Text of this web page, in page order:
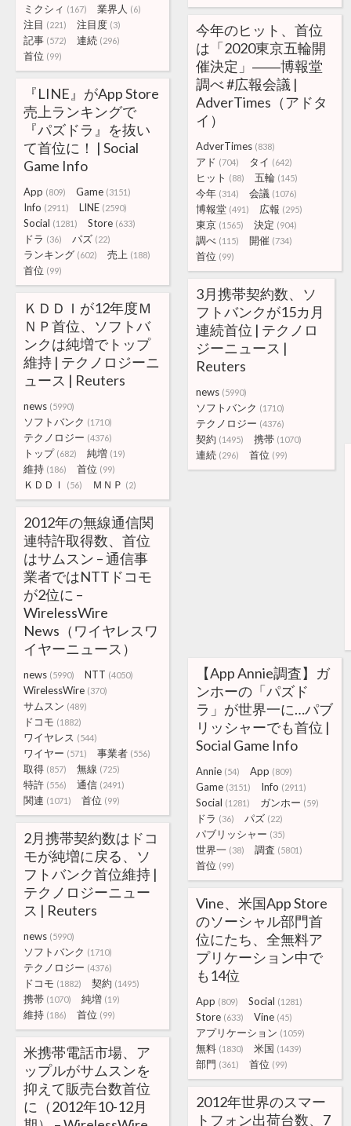
ミクシィ (167) 業界人 (6)
注目 (221) 注目度 (3)
記事 (572) 連続 (296)
首位 (99)
今年のヒット、首位
は「2020東京五輪開
催決定」――博報堂
調べ #広報会議 |
AdverTimes（アドタ
イ）
AdverTimes (838)
アド (704) タイ (642)
ヒット (88) 五輪 (145)
今年 (314) 会議 (1076)
博報堂 (491) 広報 (295)
東京 (1565) 決定 (904)
調べ (115) 開催 (734)
首位 (99)
『LINE』がApp Store
売上ランキングで
『パズドラ』を抜い
て首位に！ | Social
Game Info
App (809) Game (3151)
Info (2911) LINE (2590)
Social (1281) Store (633)
ドラ (36) パズ (22)
ランキング (602) 売上 (188)
首位 (99)
3月携帯契約数、ソ
フトバンクが15カ月
連続首位 | テクノロ
ジーニュース |
Reuters
news (5990)
ソフトバンク (1710)
テクノロジー (4376)
契約 (1495) 携帯 (1070)
連続 (296) 首位 (99)
ＫＤＤＩが12年度Ｍ
ＮＰ首位、ソフトバ
ンクは純増でトップ
維持 | テクノロジーニ
ュース | Reuters
news (5990)
ソフトバンク (1710)
テクノロジー (4376)
トップ (682) 純増 (19)
維持 (186) 首位 (99)
ＫＤＤＩ (56) ＭＮＰ (2)
2012年の無線通信関
連特許取得数、首位
はサムスン – 通信事
業者ではNTTドコモ
が2位に –
WirelessWire
News（ワイヤレスワ
イヤーニュース）
news (5990) NTT (4050)
WirelessWire (370)
サムスン (489)
ドコモ (1882)
ワイヤレス (544)
ワイヤー (571) 事業者 (556)
取得 (857) 無線 (725)
特許 (556) 通信 (2491)
関連 (1071) 首位 (99)
【App Annie調査】ガ
ンホーの「パズド
ラ」が世界一に…パブ
リッシャーでも首位 |
Social Game Info
Annie (54) App (809)
Game (3151) Info (2911)
Social (1281) ガンホー (59)
ドラ (36) パズ (22)
パブリッシャー (35)
世界一 (38) 調査 (5801)
首位 (99)
2月携帯契約数はドコ
モが純増に戻る、ソ
フトバンク首位維持 |
テクノロジーニュー
ス | Reuters
news (5990)
ソフトバンク (1710)
テクノロジー (4376)
ドコモ (1882) 契約 (1495)
携帯 (1070) 純増 (19)
維持 (186) 首位 (99)
Vine、米国App Store
のソーシャル部門首
位にたち、全無料ア
プリケーション中で
も14位
App (809) Social (1281)
Store (633) Vine (45)
アプリケーション (1059)
無料 (1830) 米国 (1439)
部門 (361) 首位 (99)
米携帯電話市場、ア
ップルがサムスンを
抑えて販売台数首位
に（2012年10-12月
2012年世界のスマー
トフォン出荷台数、7